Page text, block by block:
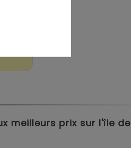
meilleurs prix sur l'île de